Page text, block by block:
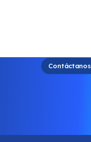
Contáctanos